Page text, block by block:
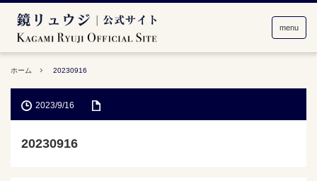
menu
ホーム 20230916
2023/9/16
20230916